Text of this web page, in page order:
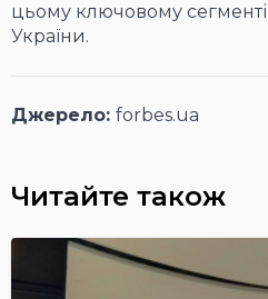
цьому ключовому
України.
Джерело: forbes.ua
Читайте також